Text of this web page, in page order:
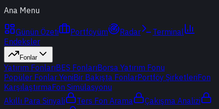
Ana Menu
Günün Özeti Portföyüm Radar
Terminal
Endeksler
Fonlar
Yatırım FonlarıBES FonlarıBorsa Yatırım Fonu
Popüler Fonlar YeniBir Bakışta FonlarPortföy ŞirketleriFon
KarşılaştırmaFon Simülasyonu
Akıllı Para Sinyali
Ters Fon Arama
Çakışma Analizi